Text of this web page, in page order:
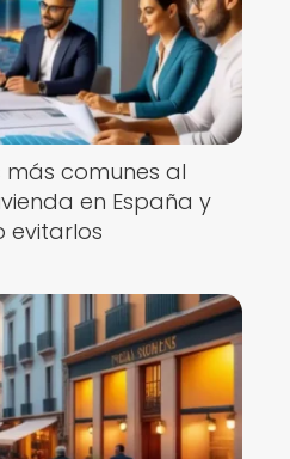
más comunes al
en España y
evitarlos